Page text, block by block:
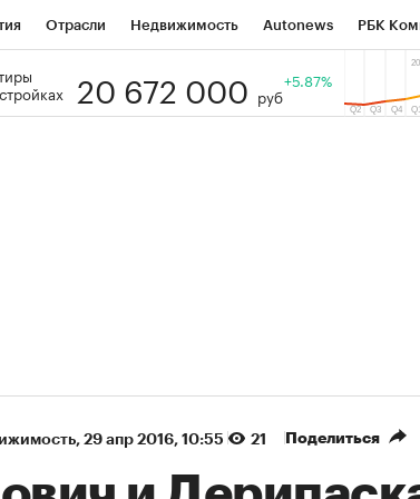
Отрасли Недвижимость Autonews РБК
Образование Тренды
20 672 000 руб
+5.87%
⁠, 29 апр 2016, 10:55 21 Поделиться